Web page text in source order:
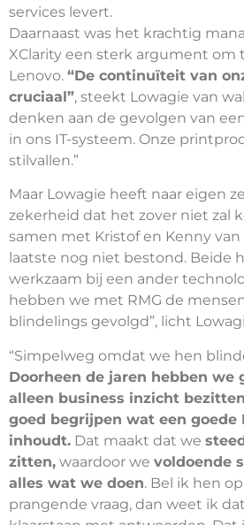
services levert.
Daarnaast was het krachtig
XClarity een sterk argument om
Lenovo. “De continuïteit van
cruciaal”, steekt Lowagie van
denken aan de gevolgen van
in ons IT-systeem. Onze
stilvallen.”
Maar Lowagie heeft naar eigen
zekerheid dat het zover niet zal
samen met Kristof en Kenny van
laatste nog niet bestond. Beide
werkzaam bij een ander
hebben we met RMG de
blindelings gevolgd”, licht
“Simpelweg omdat we hen
Doorheen de jaren hebben
alleen business inzicht
goed begrijpen wat een goede
inhoudt. Dat maakt dat we
zitten, waardoor we voldoende
alles wat we doen. Bel ik hen
prangende vraag, dan weet ik